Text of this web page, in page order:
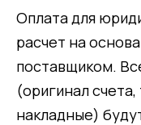
Оплата для
расчет на
поставщиком.
(оригинал
накладные)